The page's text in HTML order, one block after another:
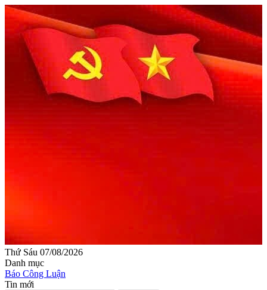
Thứ Sáu 07/08/2026
Danh mục
Báo Công Luận
Tin mới